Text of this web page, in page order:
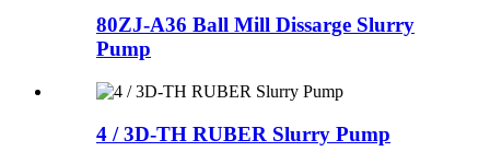
80ZJ-A36 Ball Mill Dissarge Slurry
Pump
4 / 3D-TH RUBER Slurry Pump